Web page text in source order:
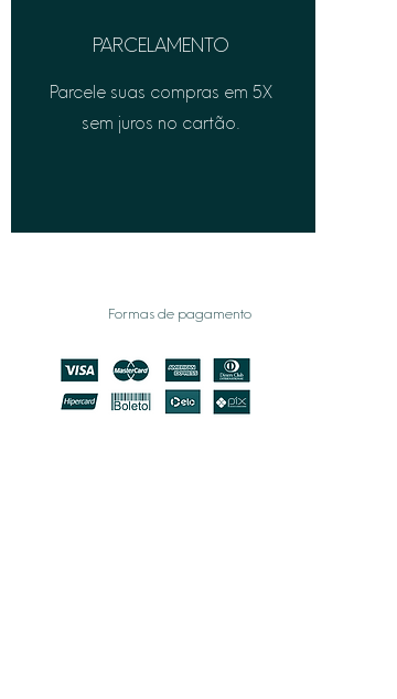
PARCELAMENTO
Parcele suas compras em 5X
sem juros no cartão.
Formas de pagamento